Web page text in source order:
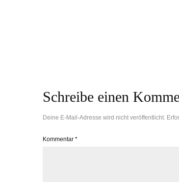
Schreibe einen
Deine E-Mail-Adresse wird nicht veröffentlicht.
Kommentar *